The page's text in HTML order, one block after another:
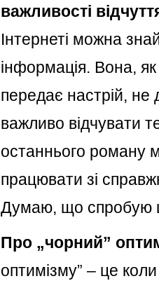
важливості
Інтернеті можна
інформація. Вона,
передає настрій,
важливо відчувати
останнього роману
працювати зі
Думаю, що спробую
Про „чорний”
оптимізму” – це